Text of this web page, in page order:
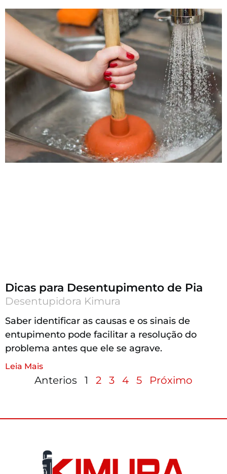
Dicas para Desentupimento de Pia
Desentupidora Kimura
Saber identificar as causas e os sinais de
entupimento pode facilitar a resolução do
problema antes que ele se agrave.
Leia Mais
Anterios 1 2 3 4 5 Próximo